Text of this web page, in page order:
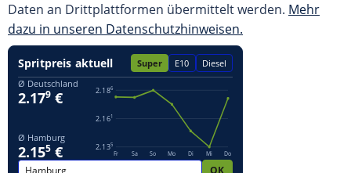
Daten an Drittplattformen übermittelt werden. Mehr
dazu in unseren Datenschutzhinweisen.